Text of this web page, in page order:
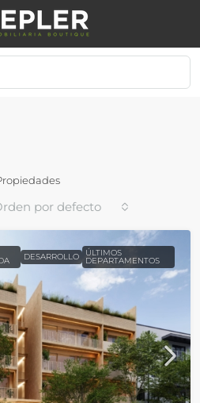
por defecto
DESARROLLO ÚLTIMOS
DEPARTAMENTOS